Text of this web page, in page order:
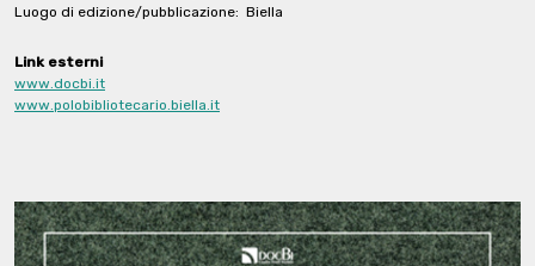
Luogo di edizione/pubblicazione: Biella
Link esterni
www.docbi.it
www.polobibliotecario.biella.it